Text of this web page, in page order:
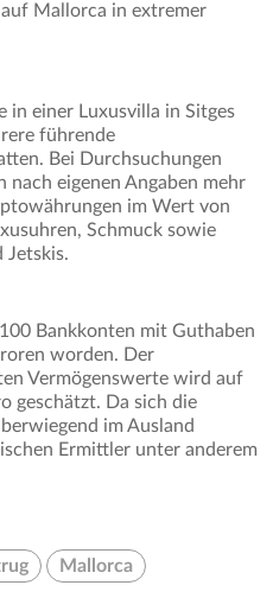
Mallorca in extremer
einer Luxusvilla in Sitges
führende
Bei Durchsuchungen
nach eigenen Angaben mehr
im Wert von
Schmuck sowie
Jetskis.
Bankkonten mit Guthaben
worden. Der
Vermögenswerte wird auf
geschätzt. Da sich die
im Ausland
Ermittler unter anderem
Mallorca